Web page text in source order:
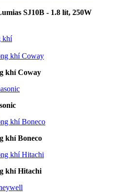
SJ10B - 1.8 lít, 250W
khí
khí Coway
khí Boneco
khí Hitachi